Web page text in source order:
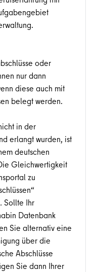
oder
nur dann
diese auch mit
belegt werden.
in der
erlangt wurden, ist
deutschen
Gleichwertigkeit
zu
Sollte Ihr
Datenbank
Sie alternativ eine
über die
Abschlüsse
Sie dann Ihrer